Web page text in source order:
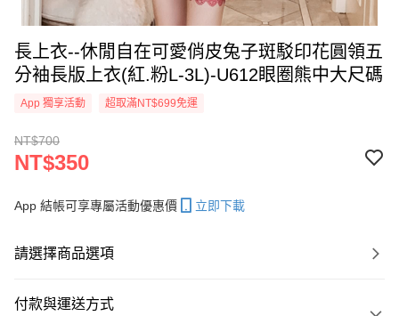
長上衣--休閒自在可愛俏皮兔子斑駁印花圓領五
分袖長版上衣(紅.粉L-3L)-U612眼圈熊中大尺碼
App 獨享活動 超取滿NT$699免運
NT$700
NT$350
App 結帳可享專屬活動優惠價 立即下載
請選擇商品選項
付款與運送方式